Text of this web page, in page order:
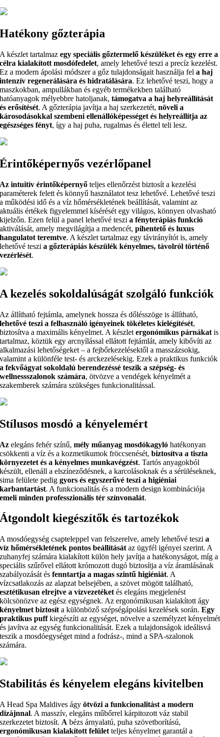
Hatékony gőzterápia
A készlet tartalmaz egy speciális gőztermelő készüléket és egy erre a
célra kialakított mosdófedelet, amely lehetővé teszi a precíz kezelést.
Ez a modern ápolási módszer a gőz tulajdonságait használja fela haj
intenzív regenerálására és hidratálására. Ez lehetővé teszi, hogy a
maszkokban, ampullákban és egyéb termékekben található
hatóanyagok mélyebbre hatoljanak,támogatva a haj helyreállítását
és erősítését. A gőzterápia javítja a haj szerkezetét, növeli a
károsodásokkal szembeni ellenállóképességet és helyreállítja az
egészséges fényt, így a haj puha, rugalmas és élettel teli lesz.
Érintőképernyős vezérlőpanel
Az intuitív érintőképernyő teljes ellenőrzést biztosít a kezelési
paraméterek felett és könnyű használatot tesz lehetővé. Lehetővé teszi
a működési idő és a víz hőmérsékletének beállítását, valamint az
aktuális értékek figyelemmel kísérését egy világos, könnyen olvasható
kijelzőn. Ezen felül a panel lehetővé teszia fényterápiás funkció
aktiválását, amely megvilágítja a medencét,pihentető és luxus
hangulatot teremtve. A készlet tartalmaz egy távirányítót is, amely
lehetővé teszia gőzterápiás készülék kényelmes, távolról történő
vezérlését.
A kezelés sokoldalúságát szolgáló funkciók
Az állítható fejtámla, amelynek hossza és dőlésszöge is állítható,
lehetővé teszi a felhasználó igényeinek tökéletes kielégítését,
biztosítva a maximális kényelmet. A készletergonómikus párnákat is
tartalmaz, köztük egy arcnyílással ellátott fejtámlát, amely kibővíti az
alkalmazási lehetőségeket – a fejbőrkezelésektől a masszázsokig,
valamint a különféle test- és arckezelésekig. Ezek a praktikus funkciók
a fekvőágyat sokoldalú berendezéssé teszik a szépség- és
wellnessszalonok számára, ötvözve a vendégek kényelmét a
szakemberek számára szükséges funkcionalitással.
Stílusos mosdó a kényelemért
Az elegáns fehér színű,mély műanyag mosdókagyló hatékonyan
csökkenti a víz és a kozmetikumok fröccsenését,biztosítva a tiszta
környezetet és a kényelmes munkavégzést. Tartós anyagokból
készült, ellenáll a elszíneződésnek, a karcolásoknak és a sérüléseknek,
sima felülete pediggyors és egyszerűvé teszi a higiéniai
karbantartást. A funkcionalitás és a modern design kombinációja
emeli minden professzionális tér színvonalát.
Átgondolt kiegészítők és tartozékok
A mosdóegység csapteleppel van felszerelve, amely lehetővé teszia
víz hőmérsékletének pontos beállítását az ügyfél igényei szerint. A
zuhanyfej számára kialakított külön hely javítja a hatékonyságot, míg a
speciális szűrővel ellátott krómozott dugó biztosítja a víz áramlásának
szabályozását ésfenntartja a magas szintű higiéniát. A
vízcsatlakozás az alapzat belsejében, a szövet mögött található,
esztétikusan elrejtve a vízvezetéket és elegáns megjelenést
kölcsönözve az egész egységnek. Az ergonómikusan kialakított ágy
kényelmet biztosít a különböző szépségápolási kezelések során. Egy
praktikus puffkiegészíti az egységet, növelve a személyzet kényelmét
és javítva az egység funkcionalitását. Ezek a tulajdonságok ideálisvá
teszik a mosdóegységet mind a fodrász-, mind a SPA-szalonok
számára.
Stabilitás és kényelem elegáns kivitelben
A Head Spa Maldives ágyötvözi a funkcionalitást a modern
dizájnnal. A masszív, elegáns műbőrrel kárpitozott váz stabil
szerkezetet biztosít. A bézs árnyalatú, puha szövetborítású,
ergonómikusan kialakított felület teljes kényelmet garantál a